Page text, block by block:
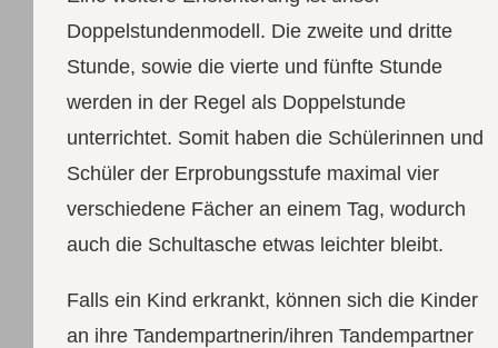
Doppelstundenmodell. Die zweite und dritte
Stunde, sowie die vierte und fünfte Stunde
werden in der Regel als Doppelstunde
unterrichtet. Somit haben die Schülerinnen und
Schüler der Erprobungsstufe maximal vier
verschiedene Fächer an einem Tag, wodurch
auch die Schultasche etwas leichter bleibt.
Falls ein Kind erkrankt, können sich die Kinder
an ihre Tandempartnerin/ihren Tandempartner